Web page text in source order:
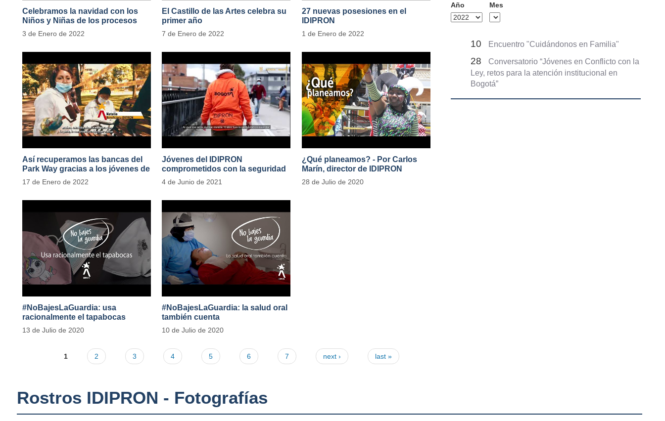
Celebramos la navidad con los
Niños y Niñas de los procesos
territoriales
3 de Enero de 2022
El Castillo de las Artes celebra su
primer año
7 de Enero de 2022
27 nuevas posesiones en el
IDIPRON
1 de Enero de 2022
Así recuperamos las bancas del
Park Way gracias a los jóvenes de
Cultura Ciudadana
17 de Enero de 2022
Jóvenes del IDIPRON
comprometidos con la seguridad
en el Transporte Público
4 de Junio de 2021
¿Qué planeamos? - Por Carlos
Marín, director de IDIPRON
28 de Julio de 2020
#NoBajesLaGuardia: usa
racionalmente el tapabocas
13 de Julio de 2020
#NoBajesLaGuardia: la salud oral
también cuenta
10 de Julio de 2020
1 2 3 4 5 6 7 next › last »
Año Mes
10 Encuentro "Cuidándonos en Familia"
28
Conversatorio “Jóvenes en Conflicto con la
Ley, retos para la atención institucional en
Bogotá”
Rostros IDIPRON - Fotografías